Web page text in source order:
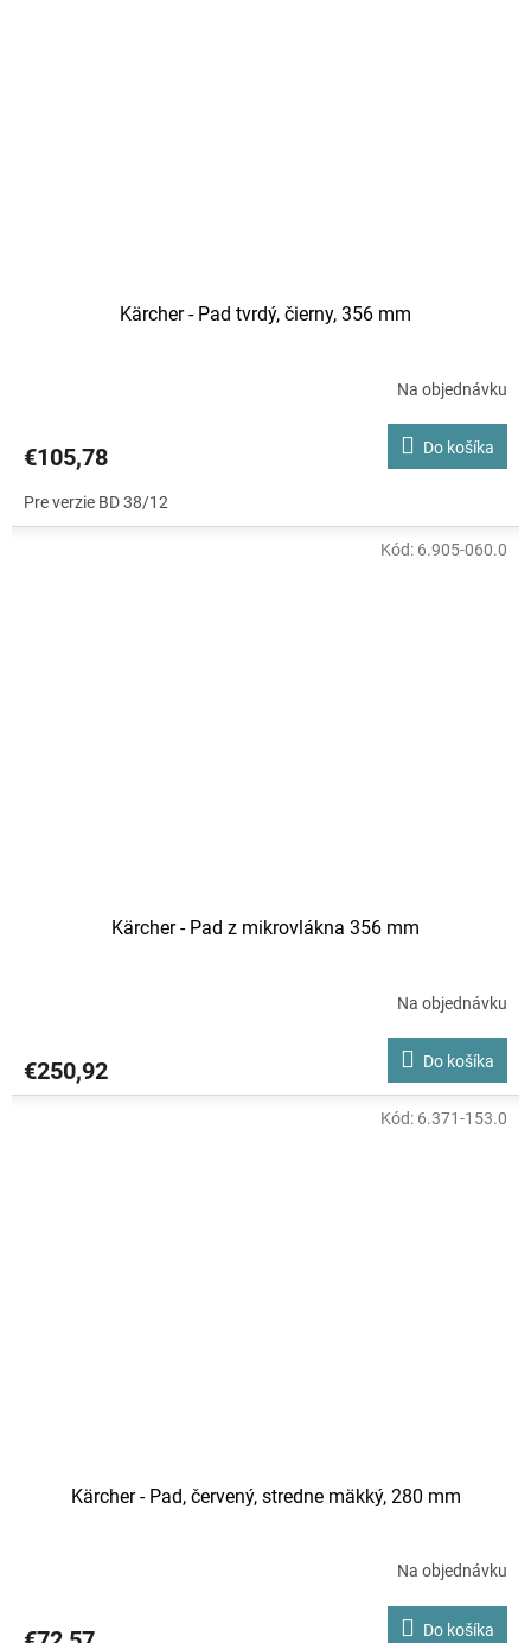
Kärcher - Pad tvrdý, čierny, 356 mm
Na objednávku
€105,78 Do košíka
Pre verzie BD 38/12
Kärcher - Pad z mikrovlákna 356 mm
Na objednávku
€250,92 Do košíka
Kód: 6.905-060.0
Kärcher - Pad, červený, stredne mäkký, 280 mm
Na objednávku
Do košíka
Kód: 6.371-153.0